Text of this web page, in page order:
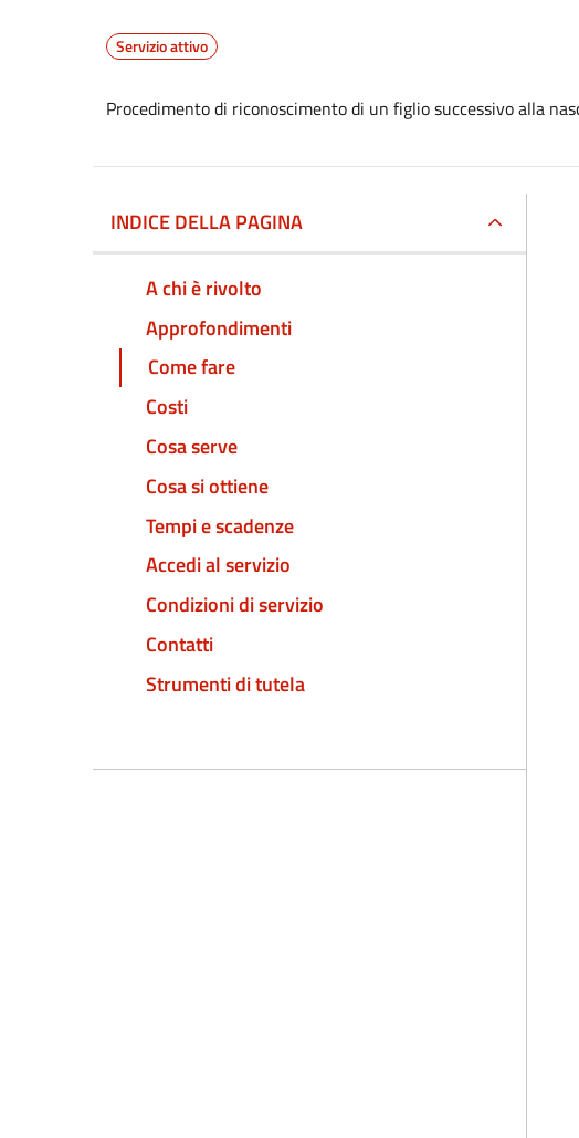
Servizio attivo
Procedimento di riconoscimento di un figlio successivo alla
INDICE DELLA PAGINA
A chi è rivolto
Approfondimenti
Come fare
Costi
Cosa serve
Cosa si ottiene
Tempi e scadenze
Accedi al servizio
Condizioni di servizio
Contatti
Strumenti di tutela